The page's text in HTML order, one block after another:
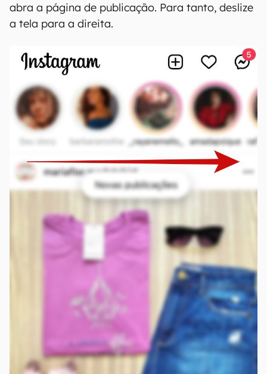
abra a página de publicação. Para tanto, deslize
a tela para a direita.